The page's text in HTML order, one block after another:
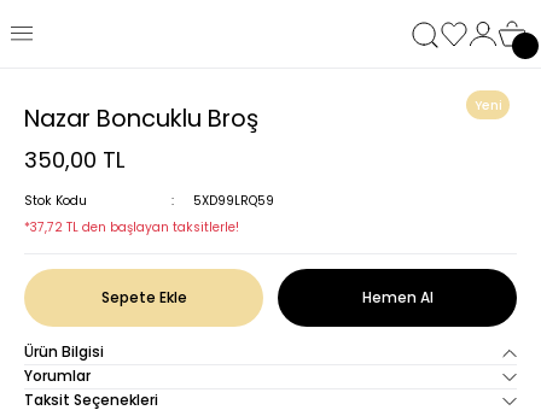
Yeni
Nazar Boncuklu Broş
350,00 TL
Stok Kodu
5XD99LRQ59
*37,72 TL den başlayan taksitlerle!
Sepete Ekle Hemen Al
Ürün Bilgisi
Yorumlar
Taksit Seçenekleri